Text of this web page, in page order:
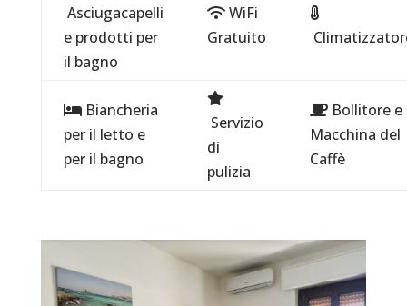
Asciugacapelli
e prodotti per
il bagno
WiFi
Gratuito
Biancheria
per il letto e
per il bagno
Servizio
di
pulizia
Bollitore e
Macchina del
Caffè